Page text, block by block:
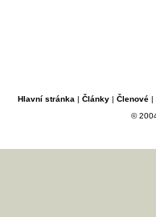
Hlavní stránka | Články| Členové|
©